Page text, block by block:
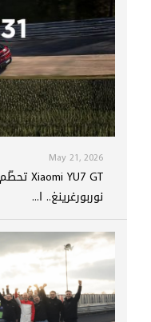
May 21, 2026
نوربورغرينغ.. ا...